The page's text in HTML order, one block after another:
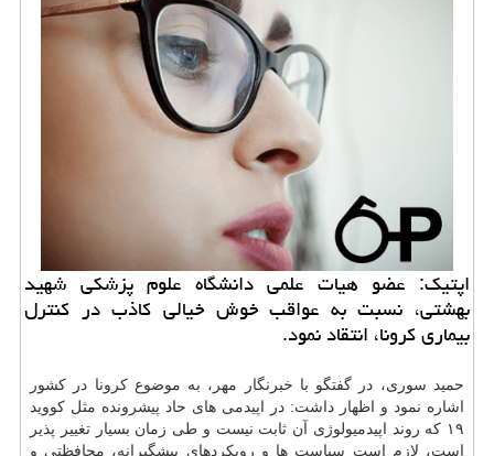
اپتیك: عضو هیات علمی دانشگاه علوم پزشكی شهید
بهشتی، نسبت به عواقب خوش خیالی كاذب در كنترل
بیماری كرونا، انتقاد نمود.
حمید سوری، در گفتگو با خبرنگار مهر، به موضوع کرونا در کشور
اشاره نمود و اظهار داشت: در اپیدمی های حاد پیشرونده مثل کووید
۱۹ که روند اپیدمیولوژی آن ثابت نیست و طی زمان بسیار تغییر پذیر
است، لازم است سیاست ها و رویکردهای پیشگیرانه، محافظتی و